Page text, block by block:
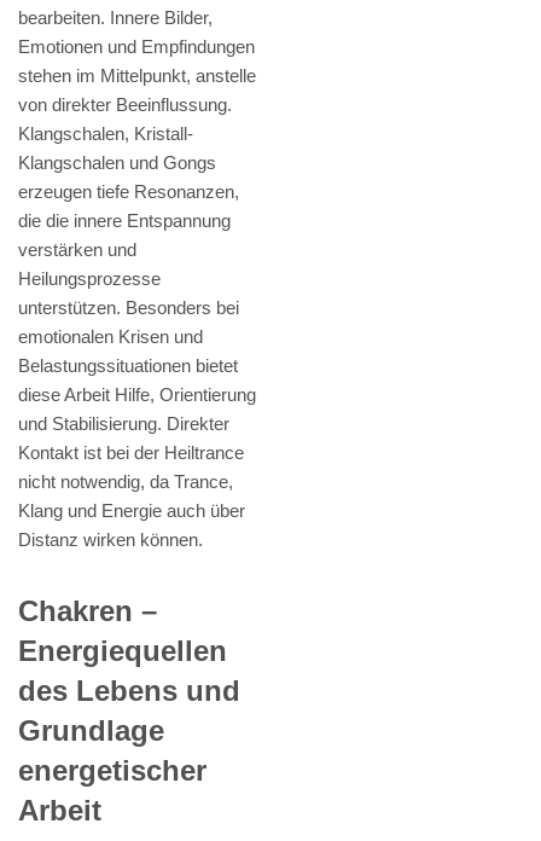
bearbeiten. Innere Bilder,
Emotionen und Empfindungen
stehen im Mittelpunkt, anstelle
von direkter Beeinflussung.
Klangschalen, Kristall-
Klangschalen und Gongs
erzeugen tiefe Resonanzen,
die die innere Entspannung
verstärken und
Heilungsprozesse
unterstützen. Besonders bei
emotionalen Krisen und
Belastungssituationen bietet
diese Arbeit Hilfe, Orientierung
und Stabilisierung. Direkter
Kontakt ist bei der Heiltrance
nicht notwendig, da Trance,
Klang und Energie auch über
Distanz wirken können.
Chakren –
Energiequellen
des Lebens und
Grundlage
energetischer
Arbeit